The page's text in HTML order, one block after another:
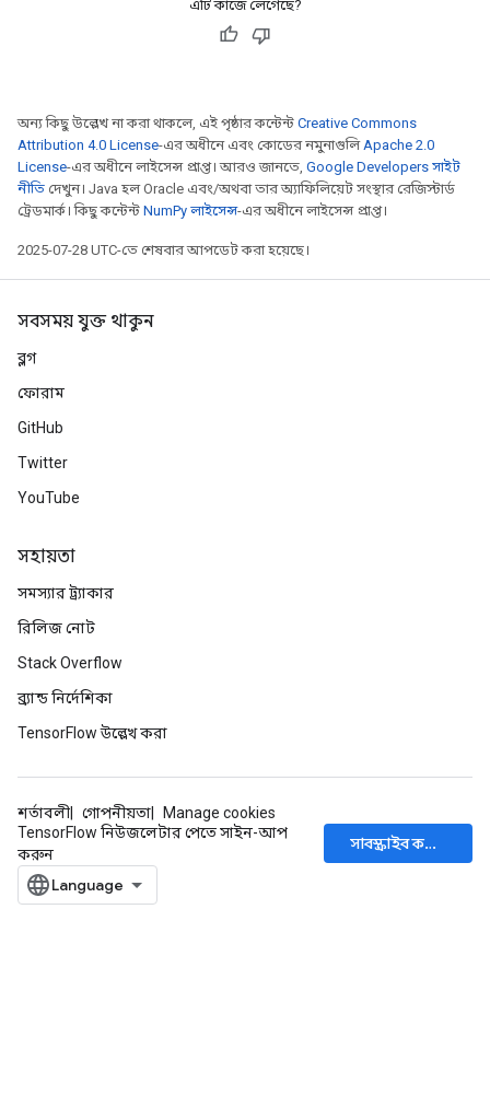
এটি কাজে লেগেছে?
অন্য কিছু উল্লেখ না করা থাকলে, এই পৃষ্ঠার কন্টেন্ট Creative Commons
Attribution 4.0 License-এর অধীনে এবং কোডের নমুনাগুলিApache 2.0
License-এর অধীনে লাইসেন্স প্রাপ্ত। আরও জানতে, Google Developers সাইট
নীতি দেখুন। Java হল Oracle এবং/অথবা তার অ্যাফিলিয়েট সংস্থার রেজিস্টার্ড
ট্রেডমার্ক। কিছু কন্টেন্ট NumPy লাইসেন্স-এর অধীনে লাইসেন্স প্রাপ্ত।
2025-07-28 UTC-তে শেষবার আপডেট করা হয়েছে।
সবসময় যুক্ত থাকুন
ব্লগ
ফোরাম
GitHub
Twitter
YouTube
সহায়তা
সমস্যার ট্র্যাকার
রিলিজ নোট
Stack Overflow
ব্র্যান্ড নির্দেশিকা
TensorFlow উল্লেখ করা
শর্তাবলী গোপনীয়তা
Manage cookies
TensorFlow নিউজলেটার পেতে সাইন-আপ
করুন
সাবস্ক্রাইব করুন